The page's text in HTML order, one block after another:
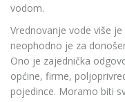
vodom.
Vrednovanje vode više
neophodno je za
Ono je zajednička
općine, firme,
pojedince. Moramo biti